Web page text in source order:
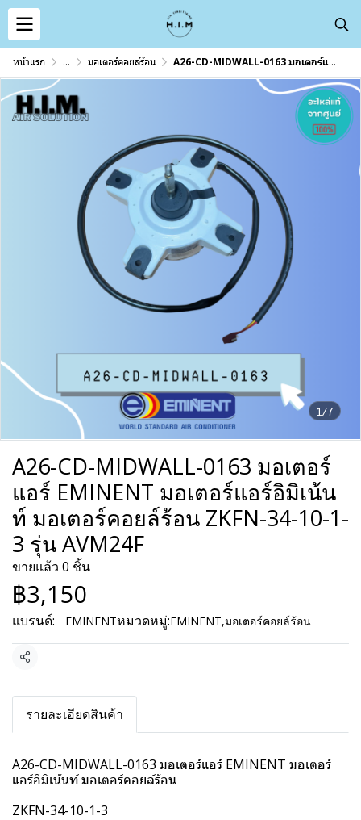
หน้าแรก ... มอเตอร์คอยล์ร้อน A26-CD-MIDWALL-0163 มอเตอร์แอร์ EMINENT มอเตอร์แอร์อิมิเน้นท์ มอเตอร์คอยล์ร้อน ZKFN-34-10-1-3 รุ่น AVM24F
1/7
A26-CD-MIDWALL-0163 มอเตอร์
แอร์ EMINENT มอเตอร์แอร์อิมิเน้น
ท์ มอเตอร์คอยล์ร้อน ZKFN-34-10-1-
3 รุ่น AVM24F
ขายแล้ว 0 ชิ้น
฿3,150
แบรนด์: EMINENTหมวดหมู่:EMINENT,มอเตอร์คอยล์ร้อน
แชร์
รายละเอียดสินค้า
A26-CD-MIDWALL-0163 มอเตอร์แอร์ EMINENT มอเตอร์
แอร์อิมิเน้นท์ มอเตอร์คอยล์ร้อน
ZKFN-34-10-1-3